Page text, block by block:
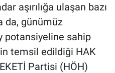
aşırılığa ulaşan bazı
da, günümüz
potansiyeline sahip
temsil edildiği HAK
Partisi (HÖH)